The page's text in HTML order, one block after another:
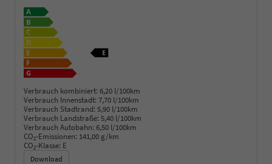
Verbrauch kombiniert: 6,20 l/100km
Verbrauch Innenstadt: 7,70 l/100km
Verbrauch Stadtrand: 5,90 l/100km
Verbrauch Landstraße: 5,40 l/100km
Verbrauch Autobahn: 6,50 l/100km
CO2-Emissionen: 141,00 g/km
CO2-Klasse: E
Download